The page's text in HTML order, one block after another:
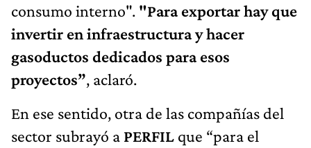
consumo interno". "Para exportar hay que
invertir en infraestructura y hacer
gasoductos dedicados para esos
proyectos”, aclaró.
En ese sentido, otra de las compañías del
sector subrayó a PERFIL que “para el